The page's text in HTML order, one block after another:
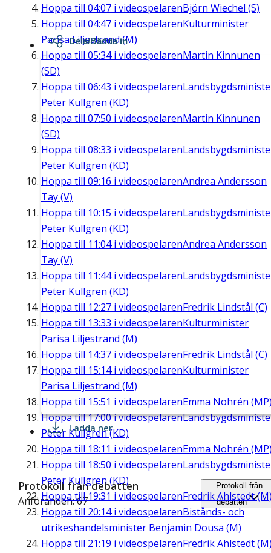
Hoppa till 04:07 i videospelarenBjörn Wiechel (S)
Hoppa till 04:47 i videospelarenKulturminister
Parisa Liljestrand (M)
Hoppa till 05:34i videospelarenMartin Kinnunen
(SD)
Hoppa till 06:43 i videospelaren
Peter Kullgren (KD)
Hoppa till 07:50 i videospelarenMartin Kinnunen
(SD)
Hoppa till 08:33 i videospelaren
Peter Kullgren (KD)
Hoppa till 09:16 i videospelarenAndrea Andersson
Tay (V)
Hoppa till 10:15 i videospelaren
Peter Kullgren (KD)
Hoppa till 11:04i videospelarenAndrea Andersson
Tay (V)
Hoppa till 11:44i videospelaren
Peter Kullgren (KD)
Hoppa till 12:27 i videospelarenFredrik Lindstål (C)
Hoppa till 13:33 i videospelarenKulturminister
Parisa Liljestrand (M)
Hoppa till 14:37 i videospelarenFredrik Lindstål (C)
Hoppa till 15:14i videospelarenKulturminister
Parisa Liljestrand (M)
Hoppa till 15:51 i videospelarenEmma Nohrén
Hoppa till17:00i videospelaren
Peter Kullgren (KD)
Hoppa till 18:11 i videospelarenEmma Nohrén
Hoppa till 18:50 i videospelaren
Peter Kullgren (KD)
Hoppa till19:31 i videospelarenFredrik Ahlstedt
Hoppa till 20:14i videospelarenBistånds- och
utrikeshandelsminister Benjamin Dousa (M)
Hoppa till 21:19 i videospelarenFredrik Ahlstedt
Dela/Bädda in
Ladda ner
Protokoll från debatten
Anföranden: 67
Protokoll från
debatten